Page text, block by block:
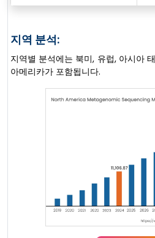
지역 분석:
지역별 분석에는 북미, 유럽, 아시아
아메리카가 포함됩니다.